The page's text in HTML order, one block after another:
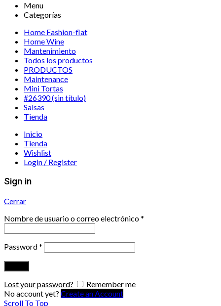
Menu
Categorías
Home Fashion-flat
Home Wine
Mantenimiento
Todos los productos
PRODUCTOS
Maintenance
Mini Tortas
#26390 (sin título)
Salsas
Tienda
Inicio
Tienda
Wishlist
Login / Register
Sign in
Cerrar
Nombre de usuario o correo electrónico*
Password*
Lost your password?
Remember me
No account yet? Create an Account
Scroll To Top